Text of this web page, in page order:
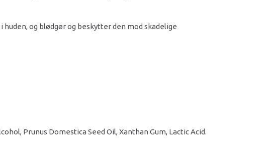
og blødgør og beskytter den mod skadelige
Prunus Domestica Seed Oil, Xanthan Gum, Lactic Acid.